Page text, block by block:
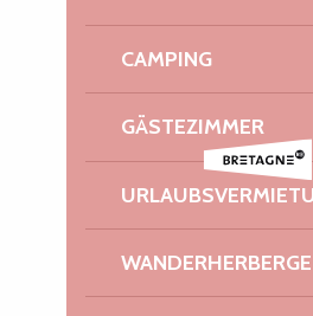
CAMPING
GÄSTEZIMMER
La vie en musique
PAULINE
AUDREY